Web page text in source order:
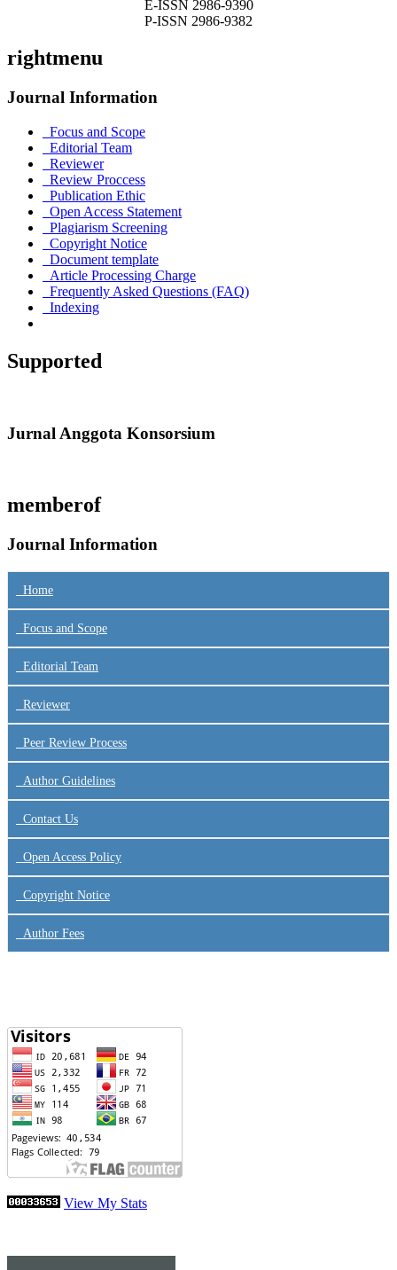
E-ISSN 2986-9390
P-ISSN 2986-9382
rightmenu
Journal Information
Focus and Scope
Editorial Team
Reviewer
Review Proccess
Publication Ethic
Open Access Statement
Plagiarism Screening
Copyright Notice
Document template
Article Processing Charge
Frequently Asked Questions (FAQ)
Indexing
Supported
Jurnal Anggota Konsorsium
memberof
Journal Information
Home
Focus and Scope
Editorial Team
Reviewer
Peer Review Process
Author Guidelines
Contact Us
Open Access Policy
Copyright Notice
Author Fees
View My Stats